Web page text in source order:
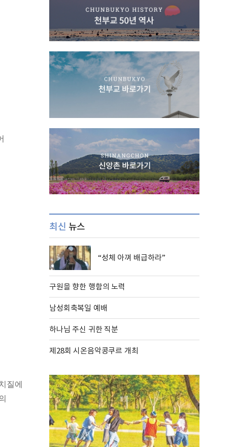
질에
최신 뉴스
“성체 아껴 배급하라”
구원을 향한 행함의 노력
남성회축복일 예배
하나님 주신 귀한 직분
제28회 시온음악콩쿠르 개최